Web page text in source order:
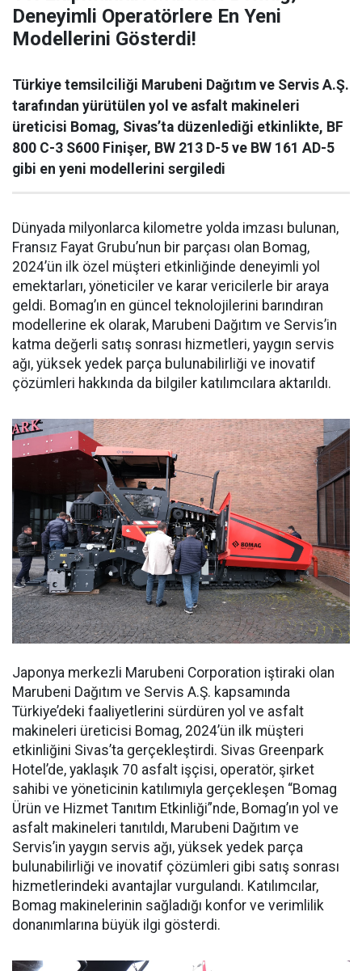
Deneyimli Operatörlere En Yeni
Modellerini Gösterdi!
Türkiye temsilciliği Marubeni Dağıtım ve Servis A.Ş.
tarafından yürütülen yol ve asfalt makineleri
üreticisi Bomag, Sivas’ta düzenlediği etkinlikte, BF
800 C-3 S600 Finişer, BW 213 D-5 ve BW 161 AD-5
gibi en yeni modellerini sergiledi
Dünyada milyonlarca kilometre yolda imzası bulunan,
Fransız Fayat Grubu’nun bir parçası olan Bomag,
2024’ün ilk özel müşteri etkinliğinde deneyimli yol
emektarları, yöneticiler ve karar vericilerle bir araya
geldi. Bomag’ın en güncel teknolojilerini barındıran
modellerine ek olarak, Marubeni Dağıtım ve Servis’in
katma değerli satış sonrası hizmetleri, yaygın servis
ağı, yüksek yedek parça bulunabilirliği ve inovatif
çözümleri hakkında da bilgiler katılımcılara aktarıldı.
Japonya merkezli Marubeni Corporation iştiraki olan
Marubeni Dağıtım ve Servis A.Ş. kapsamında
Türkiye’deki faaliyetlerini sürdüren yol ve asfalt
makineleri üreticisi Bomag, 2024’ün ilk müşteri
etkinliğini Sivas’ta gerçekleştirdi. Sivas Greenpark
Hotel’de, yaklaşık 70 asfalt işçisi, operatör, şirket
sahibi ve yöneticinin katılımıyla gerçekleşen “Bomag
Ürün ve Hizmet Tanıtım Etkinliği”nde, Bomag’ın yol ve
asfalt makineleri tanıtıldı, Marubeni Dağıtım ve
Servis’in yaygın servis ağı, yüksek yedek parça
bulunabilirliği ve inovatif çözümleri gibi satış sonrası
hizmetlerindeki avantajlar vurgulandı. Katılımcılar,
Bomag makinelerinin sağladığı konfor ve verimlilik
donanımlarına büyük ilgi gösterdi.